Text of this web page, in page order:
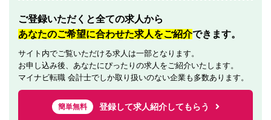
ご登録いただくと全ての求人から
あなたのご希望に合わせた求人をご紹介できます。
サイト内でご覧いただける求人は一部となります。
お申し込み後、あなたにぴったりの求人をご紹介いたします。
マイナビ転職 会計士でしか取り扱いのない企業も多数あります。
簡単無料 登録して求人紹介してもらう